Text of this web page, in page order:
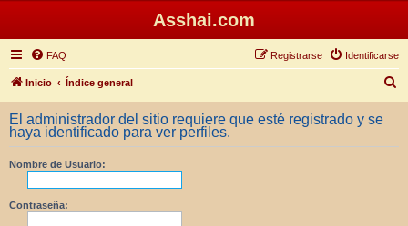
Asshai.com
FAQ Identificarse
Registrarse
Inicio Índice general
u
c
El administrador del sitio requiere que esté registrado y se
haya identificado para ver perfiles.
Nombre de Usuario:
Contraseña: